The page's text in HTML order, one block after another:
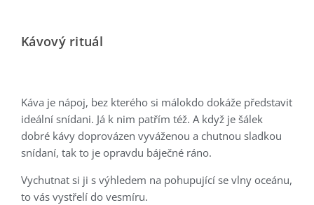
Kávový rituál
Káva je nápoj, bez kterého si málokdo dokáže představit
ideální snídani. Já k nim patřím též. A když je šálek
dobré kávy doprovázen vyváženou a chutnou sladkou
snídaní, tak to je opravdu báječné ráno.
Vychutnat si ji s výhledem na pohupující se vlny oceánu,
to vás vystřelí do vesmíru.